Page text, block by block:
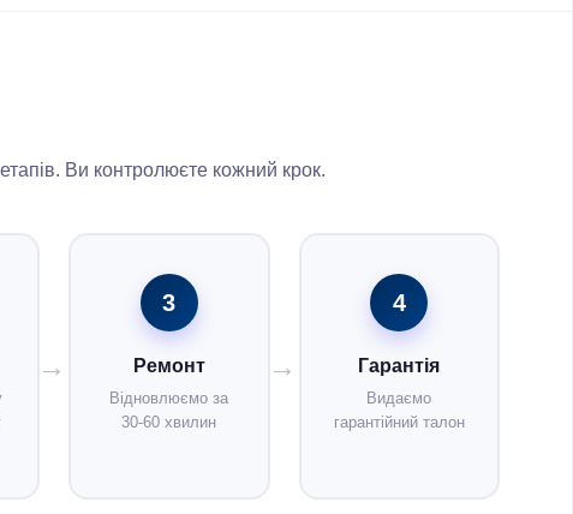
Ви контролюєте кожний крок.
3
Ремонт
Відновлюємо за
30-60 хвилин
4
Гарантія
Видаємо
гарантійний талон